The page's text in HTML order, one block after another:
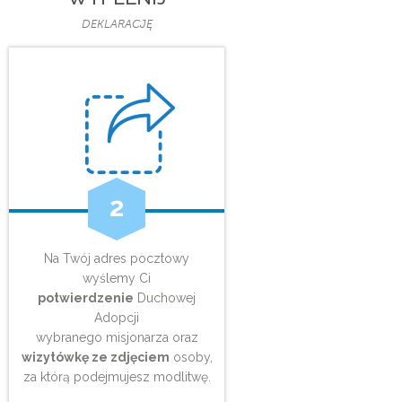
DEKLARACJĘ
2
Na Twój adres pocztowy
wyślemy Ci
potwierdzenie Duchowej
Adopcji
wybranego misjonarza oraz
wizytówkę ze zdjęciem osoby,
za którą podejmujesz modlitwę.